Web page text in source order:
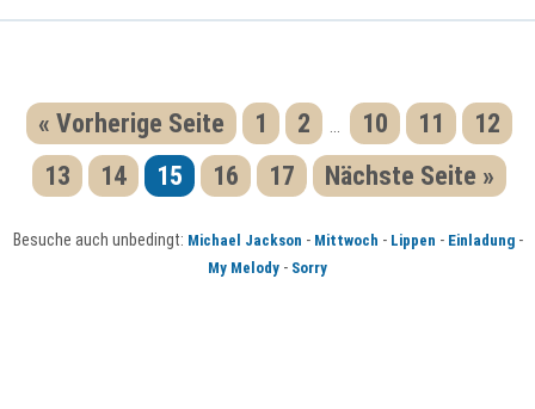
« Vorherige Seite 1 2 10 11
12
13
14 15 16 17 Nächste Seite »
Besuche auch unbedingt: Michael Jackson - Mittwoch - Lippen - Einladung-
My Melody - Sorry